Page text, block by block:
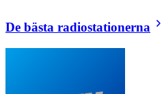
De bästa radiostationerna